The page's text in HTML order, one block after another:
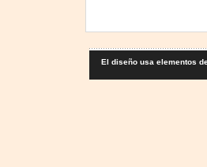
El diseño usa elementos